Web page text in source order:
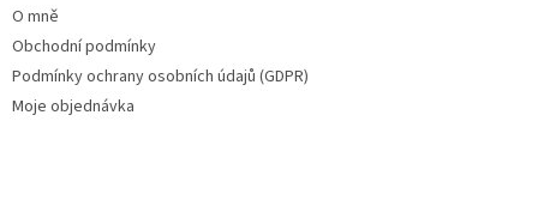
O mně
Obchodní podmínky
Podmínky ochrany osobních údajů (GDPR)
Moje objednávka